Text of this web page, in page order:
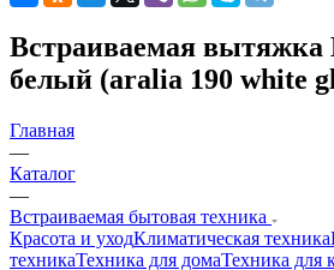
Встраиваемая вытяжка
белый (aralia 190 white
Главная
—
Каталог
—
Встраиваемая бытовая техника
Красота и уходКлиматическая техника
техникаТехника для домаТехника для